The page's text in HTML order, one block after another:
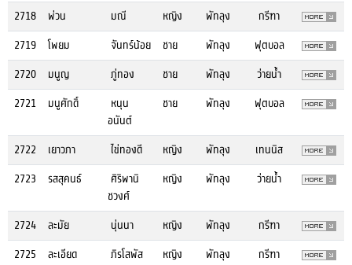
2718
พ่วน มณี หญิง พัทลุง
กรีฑา
2719
โพยม จันทร์น้อย ชาย พัทลุง
ฟุตบอล
2720
มนูญ ภู่ทอง ชาย พัทลุง
ว่ายน้ำ
2721
มนูศักดิ์
หนุน
อนันต์
ชาย พัทลุง ฟุตบอล
2722 เยาวภา ไข่ทองดี หญิง พัทลุง
เทนนิส
2723
รสสุคนธ์
ศิริพานิ
ชวงศ์
หญิง พัทลุง ว่ายน้ำ
2724 ละมัย นุ่นนา หญิง พัทลุง
กรีฑา
2725
ละเอียด ภิรโสพัส หญิง พัทลุง
กรีฑา